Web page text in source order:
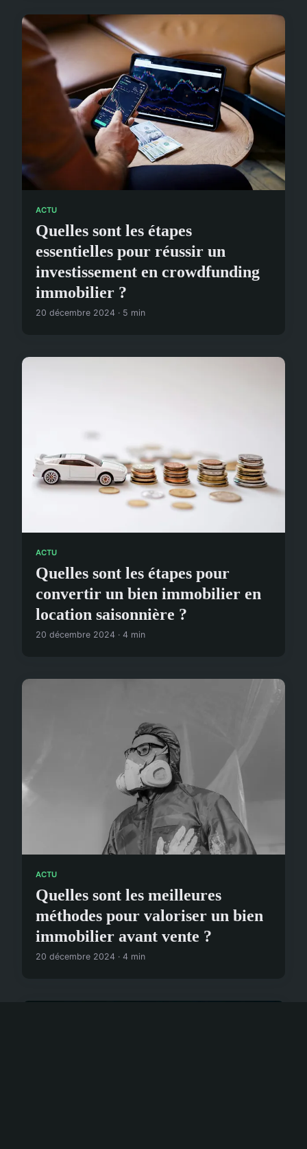
ACTU
Quelles sont les étapes
essentielles pour réussir un
investissement en crowdfunding
immobilier ?
20 décembre 2024 · 5 min
ACTU
Quelles sont les étapes pour
convertir un bien immobilier en
location saisonnière ?
20 décembre 2024 · 4 min
ACTU
Quelles sont les meilleures
méthodes pour valoriser un bien
immobilier avant vente ?
20 décembre 2024 · 4 min